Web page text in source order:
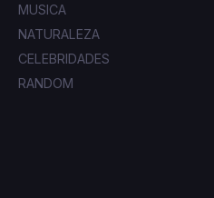
MUSICA
NATURALEZA
CELEBRIDADES
RANDOM